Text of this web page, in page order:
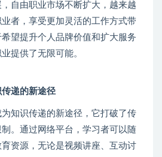
自由职业市场不断扩大，越来越
者，享受更加灵活的工作方式带
望提升个人品牌价值和扩大服务
提供了无限可能。
递的新途径
知识传递的新途径，它打破了传
。通过网络平台，学习者可以随
资源，无论是视频讲座、互动讨